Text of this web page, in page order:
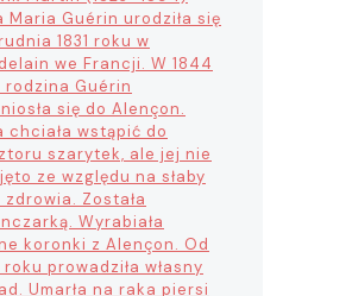
Maria Guérin urodziła się
1831 roku w
we Francji. W 1844
rodzina Guérin
się do Alençon.
chciała wstąpić do
szarytek, ale jej nie
ze względu na słaby
Została
Wyrabiała
koronki z Alençon. Od
roku prowadziła własny
Umarła na raka piersi